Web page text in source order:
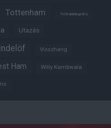
Tottenham Trófeabibliográfia
Utazás
Visszhang
Ham Willy Kambwala